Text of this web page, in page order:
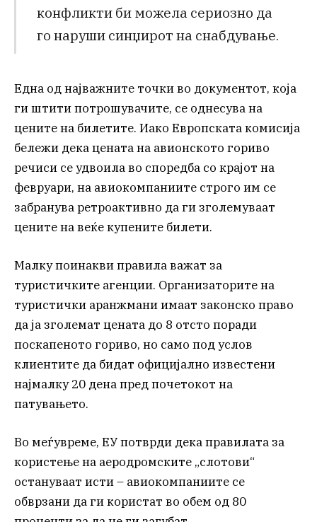
конфликти би можела сериозно да
го наруши синџирот на снабдување.
Една од најважните точки во документот, која
ги штити потрошувачите, се однесува на
цените на билетите. Иако Европската комисија
бележи дека цената на авионското гориво
речиси се удвоила во споредба со крајот на
февруари, на авиокомпаниите строго им се
забранува ретроактивно да ги зголемуваат
цените на веќе купените билети.
Малку поинакви правила важат за
туристичките агенции. Организаторите на
туристички аранжмани имаат законско право
да ја зголемат цената до 8 отсто поради
поскапеното гориво, но само под услов
клиентите да бидат официјално известени
најмалку 20 дена пред почетокот на
патувањето.
Во меѓувреме, ЕУ потврди дека правилата за
користење на аеродромските „слотови“
остануваат исти – авиокомпаниите се
обврзани да ги користат во обем од 80